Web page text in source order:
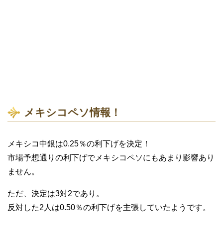
メキシコペソ情報！
メキシコ中銀は0.25％の利下げを決定！
市場予想通りの利下げでメキシコペソにもあまり影響あり
ません。
ただ、決定は3対2であり。
反対した2人は0.50％の利下げを主張していたようです。